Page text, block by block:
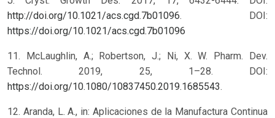
http://doi.org/10.1021/acs.cgd.7b01096. DOI:
https://doi.org/10.1021/acs.cgd.7b01096
11. McLaughlin, A.; Robertson, J.; Ni, X. W. Pharm. Dev.
Technol. 2019, 25, 1–28. DOI:
https://doi.org/10.1080/10837450.2019.1685543.
12. Aranda, L. A., in: Aplicaciones de la Manufactura Continua